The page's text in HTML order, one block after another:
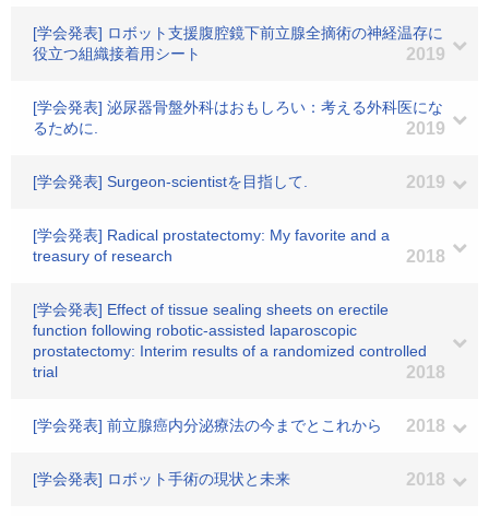
[学会発表] ロボット支援腹腔鏡下前立腺全摘術の神経温存に
役立つ組織接着用シート
2019
[学会発表] 泌尿器骨盤外科はおもしろい：考える外科医にな
るために.
2019
[学会発表] Surgeon-scientistを目指して. 2019
[学会発表] Radical prostatectomy: My favorite and a
treasury of research
2018
[学会発表] Effect of tissue sealing sheets on erectile
function following robotic-assisted laparoscopic
prostatectomy: Interim results of a randomized controlled
trial
2018
[学会発表] 前立腺癌内分泌療法の今までとこれから 2018
[学会発表] ロボット手術の現状と未来 2018